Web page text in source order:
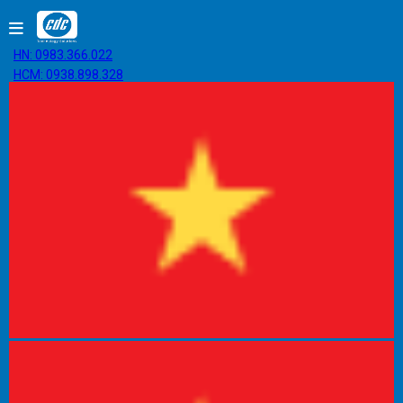
HN: 0983.366.022
HCM: 0938.898.328